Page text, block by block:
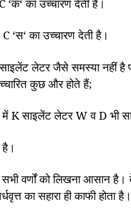
C ‘क‘का उच्चारण देती है।
C ‘स‘का उच्चारण देती है।
साइलेंट लेटर जैसे समस्या नहीं है
कुछ और होते हैं;
में Kसाइलेंट लेटरWवD भी
सभी वर्णों को लिखना आसान
का सहारा ही काफी होता है।